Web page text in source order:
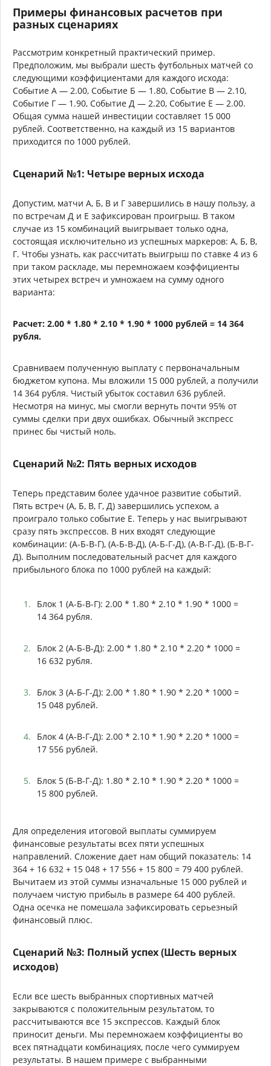
Примеры финансовых расчетов при
разных сценариях
Рассмотрим конкретный практический пример.
Предположим, мы выбрали шесть футбольных матчей со
следующими коэффициентами для каждого исхода:
Событие А — 2.00, Событие Б — 1.80, Событие В — 2.10,
Событие Г — 1.90, Событие Д — 2.20, Событие Е — 2.00.
Общая сумма нашей инвестиции составляет 15 000
рублей. Соответственно, на каждый из 15 вариантов
приходится по 1000 рублей.
Сценарий №1: Четыре верных исхода
Допустим, матчи А, Б, В и Г завершились в нашу пользу, а
по встречам Д и Е зафиксирован проигрыш. В таком
случае из 15 комбинаций выигрывает только одна,
состоящая исключительно из успешных маркеров: А, Б, В,
Г. Чтобы узнать, как рассчитать выигрыш по ставке 4 из 6
при таком раскладе, мы перемножаем коэффициенты
этих четырех встреч и умножаем на сумму одного
варианта:
Расчет: 2.00 * 1.80 * 2.10 * 1.90 * 1000 рублей = 14 364
рубля.
Сравниваем полученную выплату с первоначальным
бюджетом купона. Мы вложили 15 000 рублей, а получили
14 364 рубля. Чистый убыток составил 636 рублей.
Несмотря на минус, мы смогли вернуть почти 95% от
суммы сделки при двух ошибках. Обычный экспресс
принес бы чистый ноль.
Сценарий №2: Пять верных исходов
Теперь представим более удачное развитие событий.
Пять встреч (А, Б, В, Г, Д) завершились успехом, а
проиграло только событие Е. Теперь у нас выигрывают
сразу пять экспрессов. В них входят следующие
комбинации: (А-Б-В-Г), (А-Б-В-Д), (А-Б-Г-Д), (А-В-Г-Д), (Б-В-Г-
Д). Выполним последовательный расчет для каждого
прибыльного блока по 1000 рублей на каждый:
Блок 1 (А-Б-В-Г): 2.00 * 1.80 * 2.10 * 1.90 * 1000 =
14 364 рубля.
Блок 2 (А-Б-В-Д): 2.00 * 1.80 * 2.10 * 2.20 * 1000 =
16 632 рубля.
Блок 3 (А-Б-Г-Д): 2.00 * 1.80 * 1.90 * 2.20 * 1000 =
15 048 рублей.
Блок 4 (А-В-Г-Д): 2.00 * 2.10 * 1.90 * 2.20 * 1000 =
17 556 рублей.
Блок 5 (Б-В-Г-Д): 1.80 * 2.10 * 1.90 * 2.20 * 1000 =
15 800 рублей.
Для определения итоговой выплаты суммируем
финансовые результаты всех пяти успешных
направлений. Сложение дает нам общий показатель: 14
364 + 16 632 + 15 048 + 17 556 + 15 800 = 79 400 рублей.
Вычитаем из этой суммы изначальные 15 000 рублей и
получаем чистую прибыль в размере 64 400 рублей.
Одна осечка не помешала зафиксировать серьезный
финансовый плюс.
Сценарий №3: Полный успех (Шесть верных
исходов)
Если все шесть выбранных спортивных матчей
закрываются с положительным результатом, то
рассчитываются все 15 экспрессов. Каждый блок
приносит деньги. Мы перемножаем коэффициенты во
всех пятнадцати комбинациях, после чего суммируем
результаты. В нашем примере с выбранными